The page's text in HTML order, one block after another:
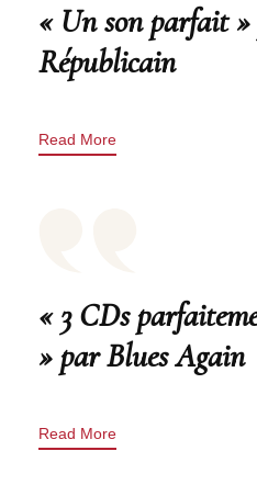
« Un son parfait »
Républicain
Read More
« 3 CDs
» par Blues Again
Read More